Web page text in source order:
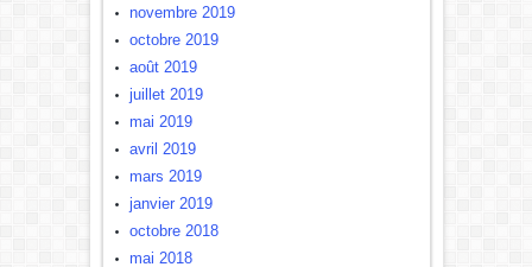
novembre 2019
octobre 2019
août 2019
juillet 2019
mai 2019
avril 2019
mars 2019
janvier 2019
octobre 2018
mai 2018